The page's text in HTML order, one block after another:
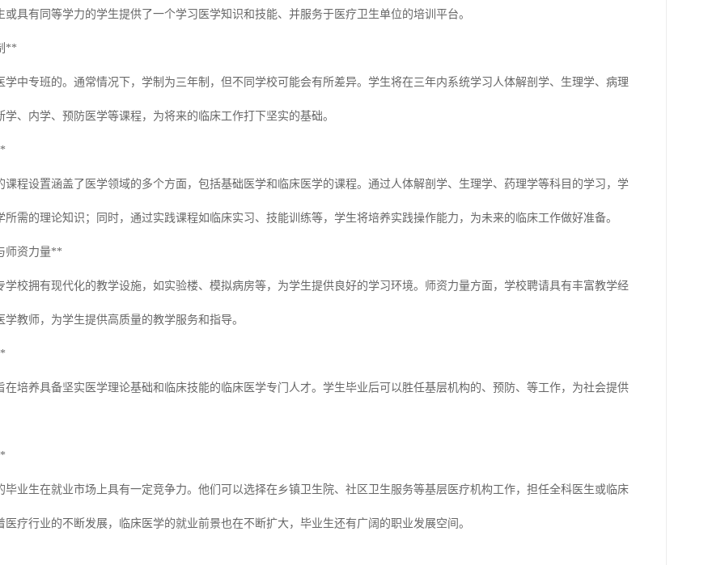
或具有同等学力的学生提供了一个学习医学知识和技能、并服务于医疗卫生单位的培训平台。
**
学中专班的。通常情况下，学制为三年制，但不同学校可能会有所差异。学生将在三年内系统学习人体解剖学、生理学、病理
学、内学、预防医学等课程，为将来的临床工作打下坚实的基础。
课程设置涵盖了医学领域的多个方面，包括基础医学和临床医学的课程。通过人体解剖学、生理学、药理学等科目的学习，学
所需的理论知识；同时，通过实践课程如临床实习、技能训练等，学生将培养实践操作能力，为未来的临床工作做好准备。
师资力量**
学校拥有现代化的教学设施，如实验楼、模拟病房等，为学生提供良好的学习环境。师资力量方面，学校聘请具有丰富教学经
学教师，为学生提供高质量的教学服务和指导。
在培养具备坚实医学理论基础和临床技能的临床医学专门人才。学生毕业后可以胜任基层机构的、预防、等工作，为社会提供
毕业生在就业市场上具有一定竞争力。他们可以选择在乡镇卫生院、社区卫生服务等基层医疗机构工作，担任全科医生或临床
医疗行业的不断发展，临床医学的就业前景也在不断扩大，毕业生还有广阔的职业发展空间。